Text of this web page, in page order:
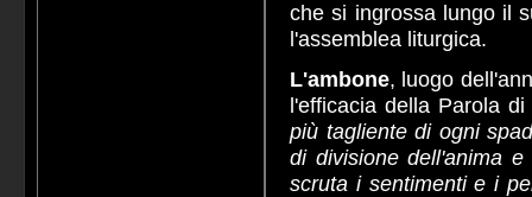
che si ingrossa lungo il
l'assemblea liturgica.
L'ambone, luogo
l'efficacia della Parola
più tagliente di ogni
di divisione dell'anima
scruta i sentimenti e i